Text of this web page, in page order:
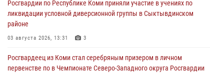
Росгвардии по Республике Коми приняли участие в учениях по
ликвидации условной диверсионной группы в Сыктывдинском
районе
03 августа 2026, 13:31 3
Росгвардеец из Коми стал серебряным призером в личном
первенстве по в Чемпионате Северо-Западного округа Росгвардии